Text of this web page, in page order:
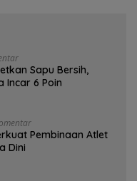
Sapu Bersih,
Incar 6 Poin
Pembinaan Atlet
Dini